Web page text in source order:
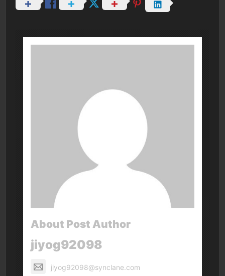
About Post Author
jiyog92098
jiyog92098@synclane.com